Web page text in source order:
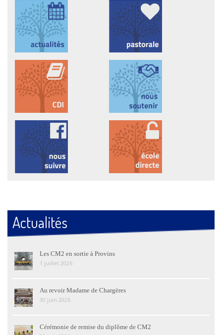
Actualités
Les CM2 en sortie à Provins
1 juillet 2026
Au revoir Madame de Chargères
30 juin 2026
Cérémonie de remise du diplôme de CM2